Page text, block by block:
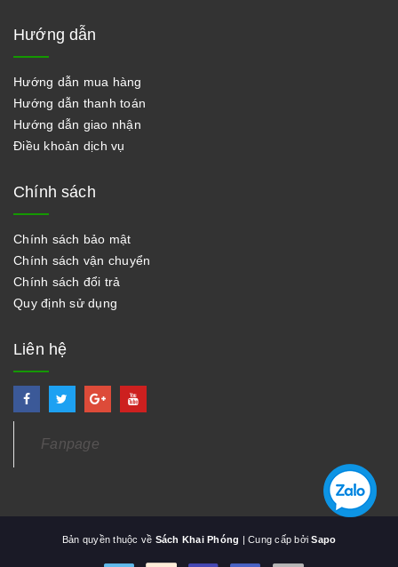
Hướng dẫn
Hướng dẫn mua hàng
Hướng dẫn thanh toán
Hướng dẫn giao nhận
Điều khoản dịch vụ
Chính sách
Chính sách bảo mật
Chính sách vận chuyển
Chính sách đổi trả
Quy định sử dụng
Liên hệ
Fanpage
Bản quyền thuộc về Sách Khai Phóng | Cung cấp bởiSapo